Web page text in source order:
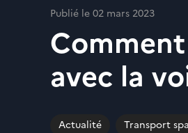
Publié le 02 mars 2023
avec la
Actualité Transport